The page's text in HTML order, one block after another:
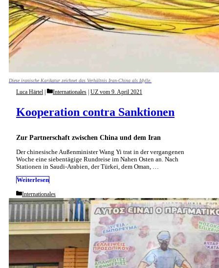
Diese iranische Karikatur zeichnet das Verhältnis Iran-China als Idylle.
Zur Partnerschaft zwischen China und dem Iran
Kooperation contra Sanktionen
Luca Härtel Categories
Internationales UZ vom 9. April 2021
Der chinesische Außenminister Wang Yi trat in der vergangenen
Woche eine siebentägige Rundreise im Nahen Osten an. Nach
Stationen in Saudi-Arabien, der Türkei, dem Oman, …
Weiterlesen
Categories
Internationales